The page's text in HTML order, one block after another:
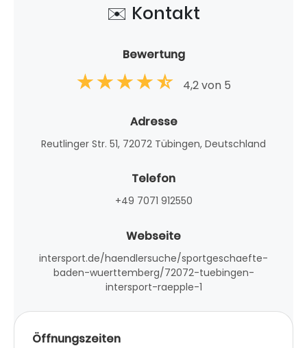
✉️ Kontakt
Bewertung
4,2 von 5
Adresse
Reutlinger Str. 51, 72072 Tübingen, Deutschland
Telefon
+49 7071 912550
Webseite
intersport.de/haendlersuche/sportgeschaefte-
baden-wuerttemberg/72072-tuebingen-
intersport-raepple-1
Öffnungszeiten